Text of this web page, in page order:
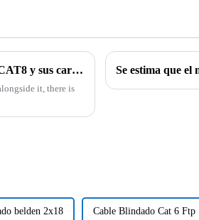
Aplicaciones industriales de los cables CAT6A CAT7 y CAT8 y sus características técnicas
it, there is
belden 2x18 Cable Blindado Cat 6 Ftp